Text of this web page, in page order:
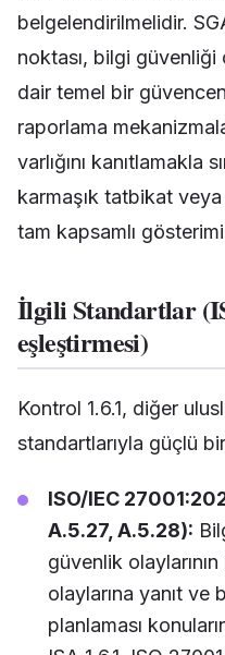
belgelendirilmelidir.
noktası, bilgi güvenliği
dair temel bir
raporlama
varlığını kanıtlamakla
karmaşık tatbikat
tam kapsamlı
İlgili Standartlar
eşleştirmesi)
Kontrol 1.6.1, diğer
standartlarıyla güçlü
ISO/IEC
A.5.27, A.5.28):
güvenlik
olaylarına yanıt
planlaması